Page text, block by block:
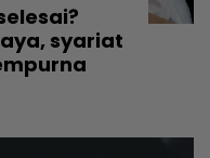
syariat